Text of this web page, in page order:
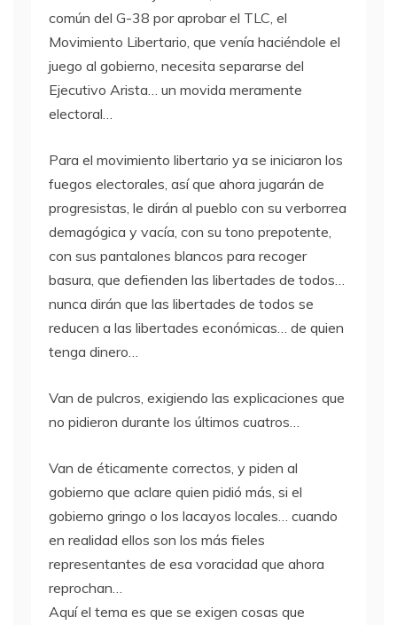
común del G-38 por aprobar el TLC , el
Movimiento Libertario, que venía haciéndole el
juego al gobierno, necesita separarse del
Ejecutivo Arista… un movida meramente
electoral…
Para el movimiento libertario ya se iniciaron los
fuegos electorales, así que ahora jugarán de
progresistas, le dirán al pueblo con su verborrea
demagógica y vacía, con su tono prepotente,
con sus pantalones blancos para recoger
basura, que defienden las libertades de todos…
nunca dirán que las libertades de todos se
reducen a las libertades económicas… de quien
tenga dinero…
Van de pulcros, exigiendo las explicaciones que
no pidieron durante los últimos cuatros…
Van de éticamente correctos, y piden al
gobierno que aclare quien pidió más, si el
gobierno gringo o los lacayos locales… cuando
en realidad ellos son los más fieles
representantes de esa voracidad que ahora
reprochan…
Aquí el tema es que se exigen cosas que